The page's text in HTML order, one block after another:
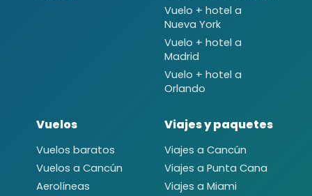
Vuelo + hotel a
Nueva York
Vuelo + hotel a
Madrid
Vuelo + hotel a
Orlando
Vuelos
Vuelos baratos
Vuelos a Cancún
Aerolíneas
Viajes y paquetes
Viajes a Cancún
Viajes a Punta Cana
Viajes a Miami